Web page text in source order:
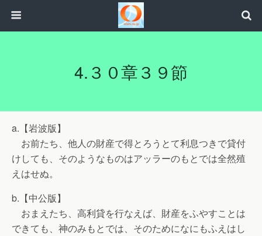
4.３０章３９節
a.【岩波版】
お前たち、他人の財産で得とろうとて利息つきで貸付
けしても、そのようなものはアッラーのもとでは全然殖
えはせぬ。
b.【中公版】
おまえたち、高利貸を行なえば、財産をふやすことは
できても、神のみもとでは、そのためになにもふえはし